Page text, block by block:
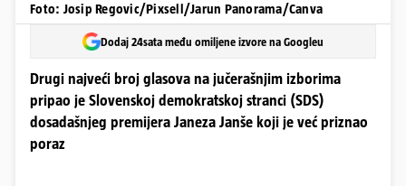
Foto: Josip Regovic/Pixsell/Jarun Panorama/Canva
Dodaj 24sata među omiljene izvore na Googleu
Drugi najveći broj glasova na jučerašnjim izborima
pripao je Slovenskoj demokratskoj stranci (SDS)
dosadašnjeg premijera Janeza Janše koji je već priznao
poraz